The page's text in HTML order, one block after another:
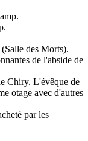
des Morts).
de l'abside de
Chiry. L'évêque de
otage avec d'autres
par les